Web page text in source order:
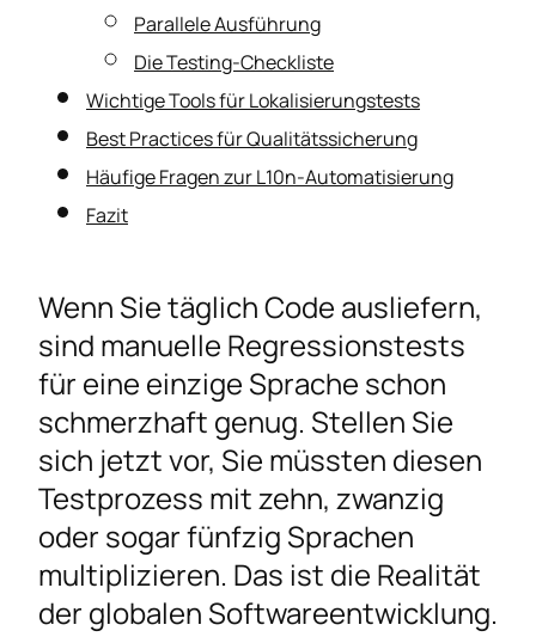
Parallele Ausführung
Die Testing-Checkliste
Wichtige Tools für Lokalisierungstests
Best Practices für Qualitätssicherung
Häufige Fragen zur L10n-Automatisierung
Fazit
Wenn Sie täglich Code ausliefern,
sind manuelle Regressionstests
für eine einzige Sprache schon
schmerzhaft genug. Stellen Sie
sich jetzt vor, Sie müssten diesen
Testprozess mit zehn, zwanzig
oder sogar fünfzig Sprachen
multiplizieren. Das ist die Realität
der globalen Softwareentwicklung.